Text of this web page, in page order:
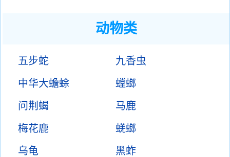
动物类
五步蛇
九香虫
中华大蟾蜍
螳螂
问荆蝎
马鹿
梅花鹿
蜣螂
乌龟
黑蚱